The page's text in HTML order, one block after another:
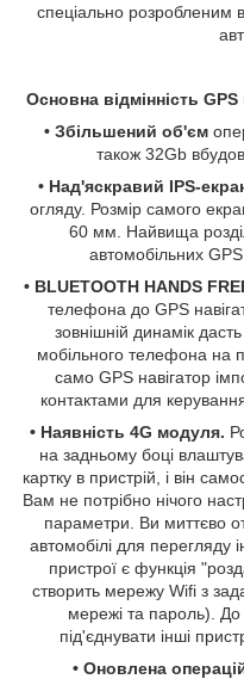
спеціально розробленим
Основна відмінність
• Збільшений об'єм
також 32Gb
•Над'яскравий IPS-
огляду. Розмір самого
60 мм. Найвища
автомобільних
• BLUETOOTH HANDS
телефона до GPS
зовнішній динамік
мобільного телефона на
само GPS навігатор
контактами для
• Наявність 4G модуля.
на задньому боці
картку в пристрій, і він
Вам не потрібно нічого
параметри. Ви миттєво
автомобілі для перегляду
пристрої є функція
створить мережу Wifi з
мережі та пароль).
під'єднувати інші
• Оновлена